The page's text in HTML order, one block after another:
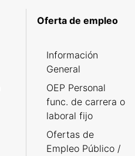
Oferta de empleo
Información
General
OEP Personal
func. de carrera o
laboral fijo
Ofertas de
Empleo Público /